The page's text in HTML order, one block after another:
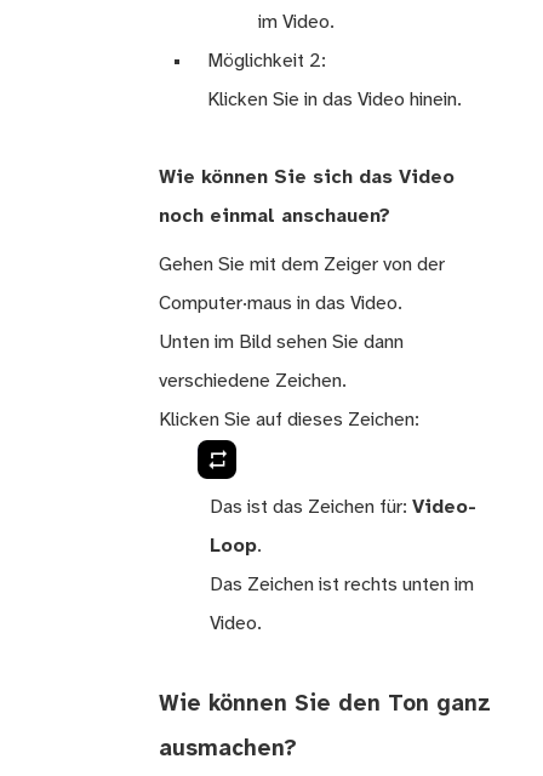
im Video.
Möglichkeit 2:
Klicken Sie in das Video hinein.
Wie können Sie sich das Video
noch einmal anschauen?
Gehen Sie mit dem Zeiger von der
Computer·maus in das Video.
Unten im Bild sehen Sie dann
verschiedene Zeichen.
Klicken Sie auf dieses Zeichen:
Das ist das Zeichen für:Video-
Loop.
Das Zeichen ist rechts unten im
Video.
Wie können Sie den Ton ganz
ausmachen?